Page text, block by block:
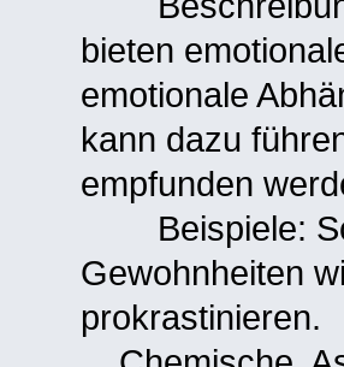
bieten
emotionale
kann dazu
empfunden
Beispiele:
Gewohnheiten
prokrastinieren.